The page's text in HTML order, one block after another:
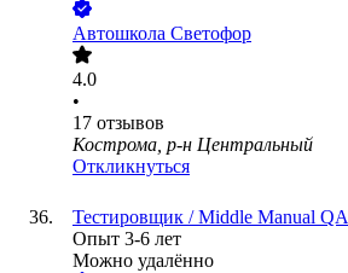
Автошкола Светофор
4.0
•
17 отзывов
Кострома, р-н Центральный
Откликнуться
Тестировщик / Middle Manual QA
Опыт 3-6 лет
Можно удалённо